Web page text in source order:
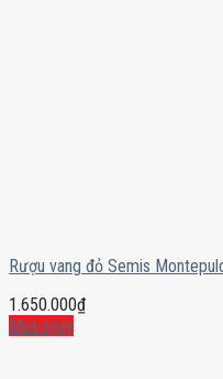
Rượu vang đỏ Semis
1.650.000₫
Mua ngay